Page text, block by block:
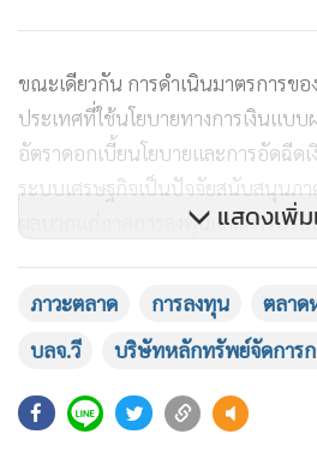
ขณะเดียวกัน การดำเนินมาตรการขอ
ประเทศที่ใช้นโยบายทางการเงินแบ
อัตราดอกเบี้ยนโยบายและการอัดฉีด
ระบบเศรษฐกิจเป็นปัจจัยสนับสนุนภ
ผลบวกแก่ภาคการลงทุนและการบริโ
ไทยในระยะต่อไป ลดความเป็นไปได้
แม้ธนาคารกลางในหลายประเทศมีคว
ดอกเบี้ยนโยบายค่อนข้างจำกัด แต่กา
ถัดไปจะดำเนินผ่านนโยบายทางการค
แสดงเพิ่
ภาวะตลาด การลงทุน ตลาด
บลจ.วี
บริษัทหลักทรัพย์จัดการ